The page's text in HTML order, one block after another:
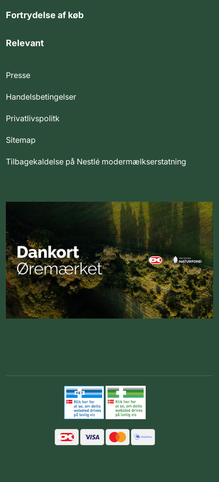
Fortrydelse af køb
Relevant
Presse
Handelsbetingelser
Privatlivspolitk
Sitemap
Tilbagekaldelse på Nestlé modermælkserstatning